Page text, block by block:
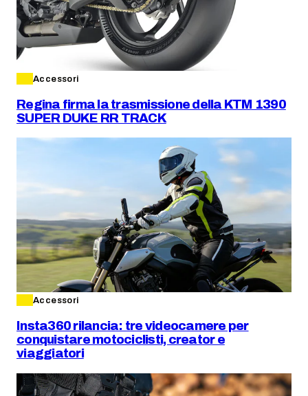
Accessori
Regina firma la trasmissione della KTM 1390
SUPER DUKE RR TRACK
Accessori
Insta360 rilancia: tre videocamere per
conquistare motociclisti, creator e
viaggiatori